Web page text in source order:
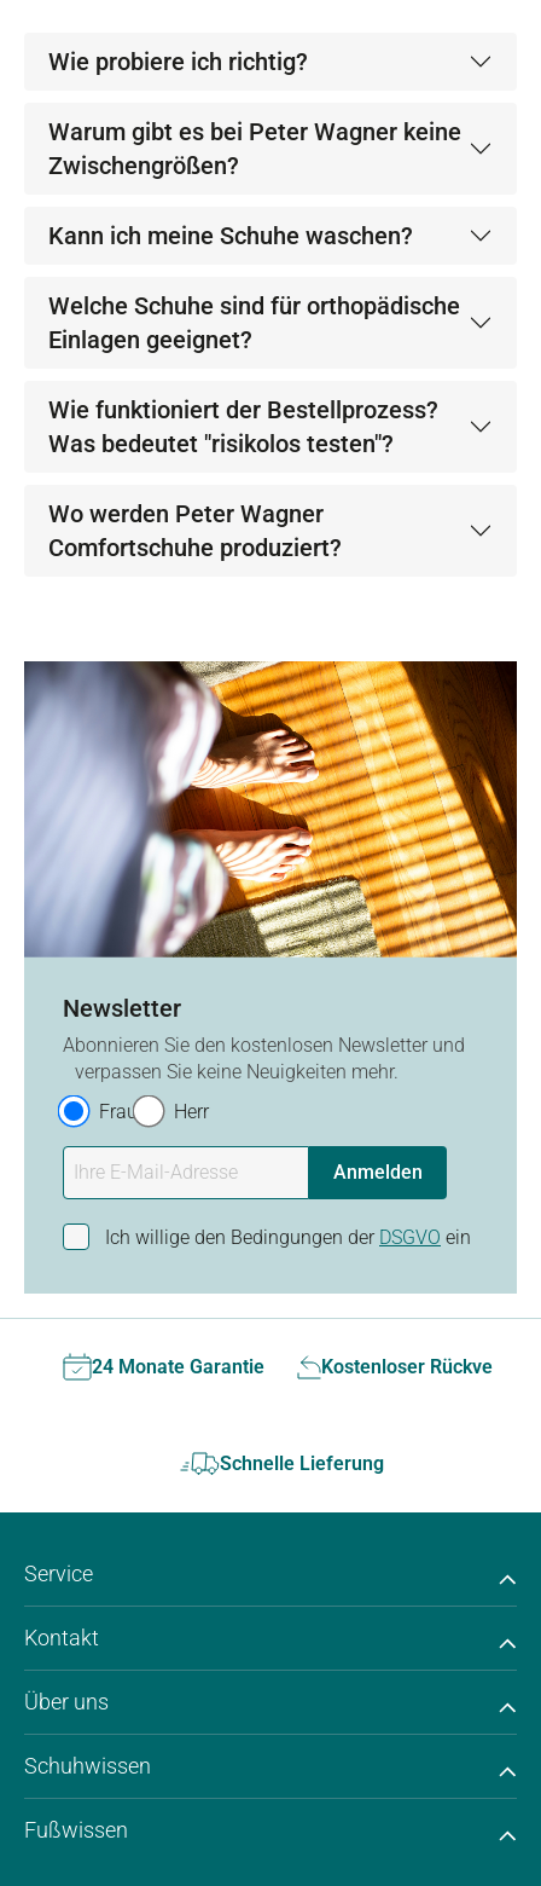
Wie probiere ich richtig?
Warum gibt es bei Peter Wagner keine
Zwischengrößen?
Kann ich meine Schuhe waschen?
Welche Schuhe sind für orthopädische
Einlagen geeignet?
Wie funktioniert der Bestellprozess?
Was bedeutet "risikolos testen"?
Wo werden Peter Wagner
Comfortschuhe produziert?
Newsletter
Abonnieren Sie den kostenlosen Newsletter und
verpassen Sie keine Neuigkeiten mehr.
Frau
Herr
Anmelden
Ich willige den Bedingungen der DSGVO ein
24 Monate Garantie Kostenloser Rückversand
Schnelle Lieferung
Service
Kontakt
Über uns
Schuhwissen
Fußwissen